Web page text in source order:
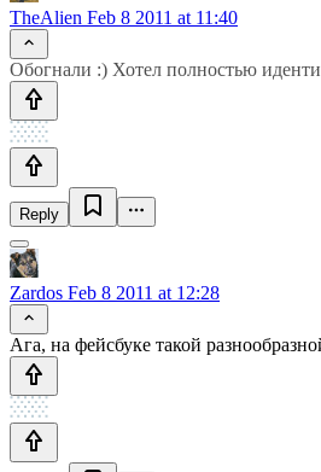
TheAlien Feb 8 2011 at 11:40
Обогнали :) Хотел полностью
Reply
Zardos Feb 8 2011 at 12:28
Ага, на фейсбуке такой